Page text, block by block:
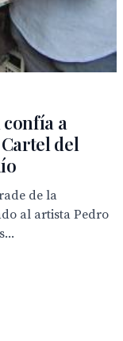
confía a
del
de la
al artista Pedro